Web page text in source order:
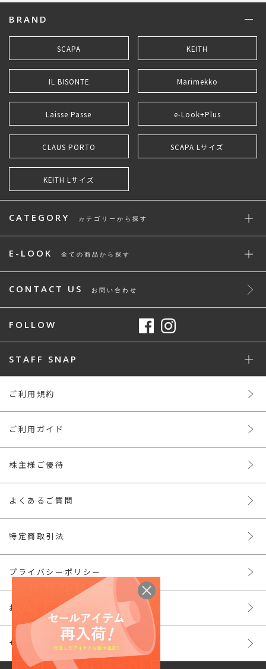
BRAND
SCAPA KEITH
IL BISONTE Marimekko
Laisse Passe e-Look+Plus
CLAUS PORTO SCAPA Lサイズ
KEITH Lサイズ
CATEGORY カテゴリーから探す
E-LOOK 全ての商品から探す
CONTACT US お問い合わせ
FOLLOW
STAFF SNAP
ご利用規約
ご利用ガイド
株主様ご優待
よくあるご質問
特定商取引法
プライバシーポリシー
お問い合わせ
サイトマップ